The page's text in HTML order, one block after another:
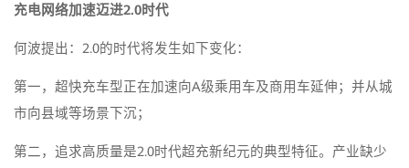
充电网络加速迈进2.0时代
何波提出：2.0的时代将发生如下变化：
第一，超快充车型正在加速向A级乘用车及商用车延伸；并从城
市向县域等场景下沉；
第二，追求高质量是2.0时代超充新纪元的典型特征。产业缺少